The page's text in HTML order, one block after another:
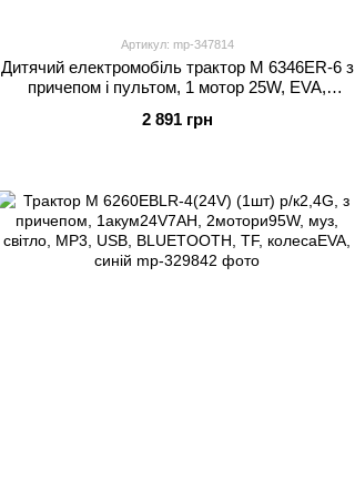
Артикул: mp-347814
Дитячий електромобіль трактор M 6346ER-6 з
причепом і пультом, 1 мотор 25W, EVA,
2 891 грн